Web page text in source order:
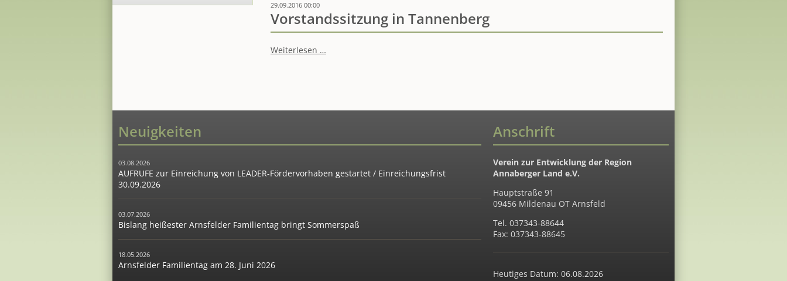
29.09.2016 00:00
Vorstandssitzung in Tannenberg
Weiterlesen …
Neuigkeiten
03.08.2026
AUFRUFE zur Einreichung von LEADER-Fördervorhaben gestartet / Einreichungsfrist
30.09.2026
03.07.2026
Bislang heißester Arnsfelder Familientag bringt Sommerspaß
18.05.2026
Arnsfelder Familientag am 28. Juni 2026
Anschrift
Verein zur Entwicklung der Region
Annaberger Land e.V.
Hauptstraße 91
09456 Mildenau OT Arnsfeld
Tel. 037343-88644
Fax: 037343-88645
Heutiges Datum: 06.08.2026